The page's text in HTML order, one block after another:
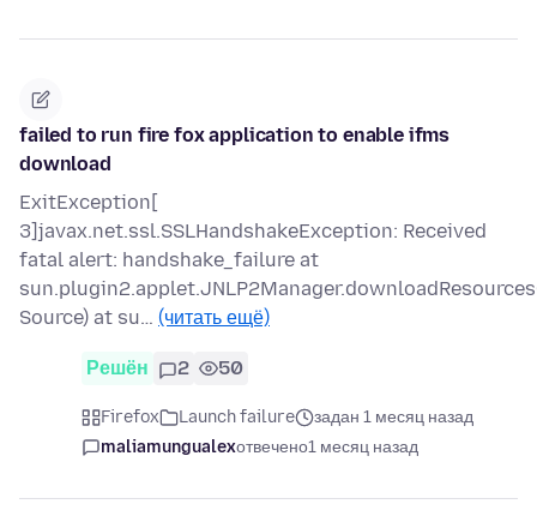
failed to run fire fox application to enable ifms
download
ExitException[
3]javax.net.ssl.SSLHandshakeException: Received
fatal alert: handshake_failure at
Source) at su… (читать ещё)
Решён 2 50
Firefox Launch failure
задан 1 месяц назад
maliamungualexотвечено1 месяц назад